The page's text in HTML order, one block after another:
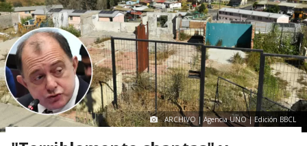
ARCHIVO | Agencia UNO | Edición BBCL